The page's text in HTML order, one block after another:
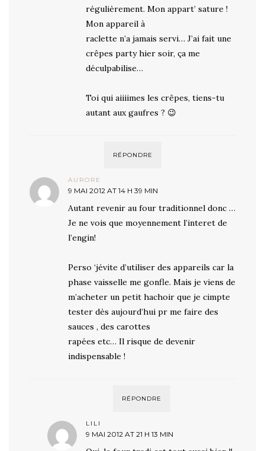
régulièrement. Mon appart’ sature !
Mon appareil à
raclette n’a jamais servi… J’ai fait une
crêpes party hier soir, ça me
déculpabilise…
Toi qui aiiiimes les crêpes, tiens-tu
autant aux gaufres ? 😉
RÉPONDRE
AURORE
9 MAI 2012 AT 14 H 39 MIN
Autant revenir au four traditionnel donc …
Je ne vois que moyennement l’interet de
l’engin!
Perso ‘jévite d’utiliser des appareils car la
phase vaisselle me gonfle. Mais je viens de
m’acheter un petit hachoir que je cimpte
tester dès aujourd’hui pr me faire des
sauces , des carottes
rapées etc… Il risque de devenir
indispensable !
RÉPONDRE
LILI
9 MAI 2012 AT 21 H 13 MIN